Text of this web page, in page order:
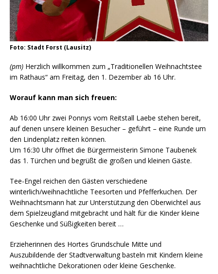
Foto: Stadt Forst (Lausitz)
(pm) Herzlich willkommen zum „Traditionellen Weihnachtstee
im Rathaus“ am Freitag, den 1. Dezember ab 16 Uhr.
Worauf kann man sich freuen:
Ab 16:00 Uhr zwei Ponnys vom Reitstall Laebe stehen bereit,
auf denen unsere kleinen Besucher – geführt – eine Runde um
den Lindenplatz reiten können.
Um 16:30 Uhr öffnet die Bürgermeisterin Simone Taubenek
das 1. Türchen und begrüßt die großen und kleinen Gäste.
Tee-Engel reichen den Gästen verschiedene
winterlich/weihnachtliche Teesorten und Pfefferkuchen. Der
Weihnachtsmann hat zur Unterstützung den Oberwichtel aus
dem Spielzeugland mitgebracht und hält für die Kinder kleine
Geschenke und Süßigkeiten bereit …
Erzieherinnen des Hortes Grundschule Mitte und
Auszubildende der Stadtverwaltung basteln mit Kindern kleine
weihnachtliche Dekorationen oder kleine Geschenke.